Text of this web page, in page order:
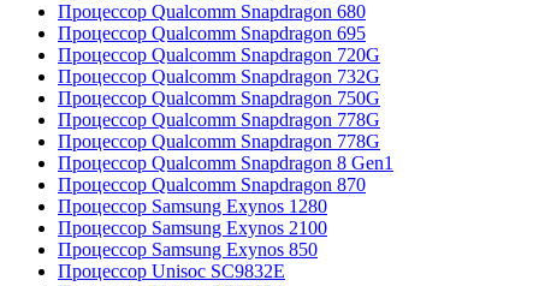
Процессор Qualcomm Snapdragon 680
Процессор Qualcomm Snapdragon 695
Процессор Qualcomm Snapdragon 720G
Процессор Qualcomm Snapdragon 732G
Процессор Qualcomm Snapdragon 750G
Процессор Qualcomm Snapdragon 778G
Процессор Qualcomm Snapdragon 778G
Процессор Qualcomm Snapdragon 8 Gen1
Процессор Qualcomm Snapdragon 870
Процессор Samsung Exynos 1280
Процессор Samsung Exynos 2100
Процессор Samsung Exynos 850
Процессор Unisoc SC9832E